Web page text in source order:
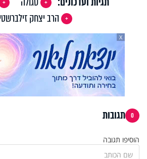
הרב יצחק
X
0 תגובות
הוסיפו תגובה